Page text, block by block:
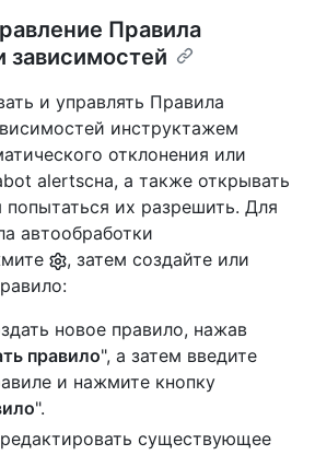
Правила
зависимостей
и управлять Правила
инструктажем
отклонения или
alertsсна, а также открывать
их разрешить. Для
автообработки
, затем создайте или
новое правило, нажав
правило", а затем введите
и нажмите кнопку
".
существующее